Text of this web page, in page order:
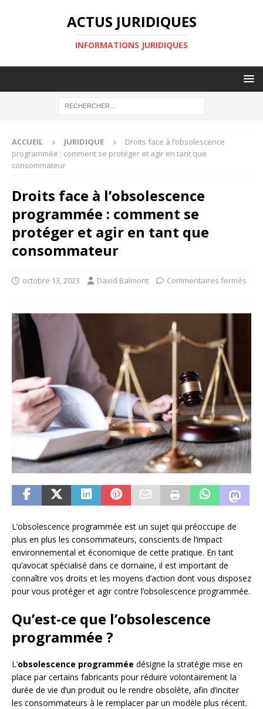
ACTUS JURIDIQUES
INFORMATIONS JURIDIQUES
ACCUEIL JURIDIQUE
Droits face à l’obsolescence
programmée : comment se protéger et agir en tant que
consommateur
Droits face à l’obsolescence
programmée : comment se
protéger et agir en tant que
consommateur
octobre 13, 2023 David Balmont Commentaires fermés
L’obsolescence programmée est un sujet qui préoccupe de
plus en plus les consommateurs, conscients de l’impact
environnemental et économique de cette pratique. En tant
qu’avocat spécialisé dans ce domaine, il est important de
connaître vos droits et les moyens d’action dont vous disposez
pour vous protéger et agir contre l’obsolescence programmée.
Qu’est-ce que l’obsolescence
programmée ?
L’obsolescence programmée désigne la stratégie mise en
place par certains fabricants pour réduire volontairement la
durée de vie d’un produit ou le rendre obsolète, afin d’inciter
les consommateurs à le remplacer par un modèle plus récent.